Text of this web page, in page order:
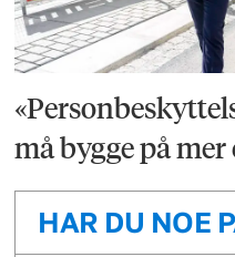
må bygge på
HAR DU NOE